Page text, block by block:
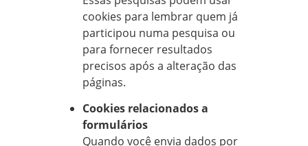
cookies para lembrar quem já
participou numa pesquisa ou
para fornecer resultados
precisos após a alteração das
páginas.
Cookies relacionados a
formulários
Quando você envia dados por